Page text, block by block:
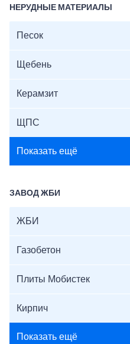
НЕРУДНЫЕ МАТЕРИАЛЫ
Песок
Щебень
Керамзит
ЩПС
Показать ещё
ЗАВОД ЖБИ
ЖБИ
Газобетон
Плиты Мобистек
Кирпич
Показать ещё